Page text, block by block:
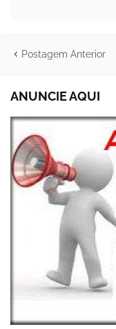
Postagem Anterior
ANUNCIE AQUI